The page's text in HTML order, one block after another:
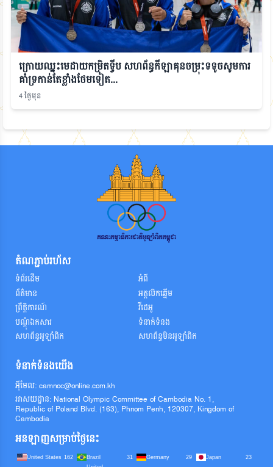
ក្រោយឈ្នះមេដាយកម្រិតទ្វីប សហព័ន្ធកីឡាគុនចម្រុះទទូចសូមការ
គាំទ្រកាន់តែខ្លាំងថែមទៀត...
4 ថ្ងៃមុន
តំណភ្ជាប់រហ័ស
ទំព័រដើម
អំពី
ព័ត៌មាន
អត្តលិកឆ្នើម
ព្រឹត្តិការណ៍
វីដេអូ
បណ្តុំឯកសារ
ទំនាក់ទំនង
សហព័ន្ធអូឡាំពិក
សហព័ន្ធមិនអូឡាំពិក
ទំនាក់ទំនងយើង
អ៊ីមែល: camnoc@online.com.kh
អាសយដ្ឋាន: National Olympic Committee of Cambodia No. 1,
Republic of Poland Blvd. (163), Phnom Penh, 120307, Kingdom of
Cambodia
អនឡាញសម្រាប់ថ្ងៃនេះ
United States 162 Brazil 31 Germany 29 Japan
23